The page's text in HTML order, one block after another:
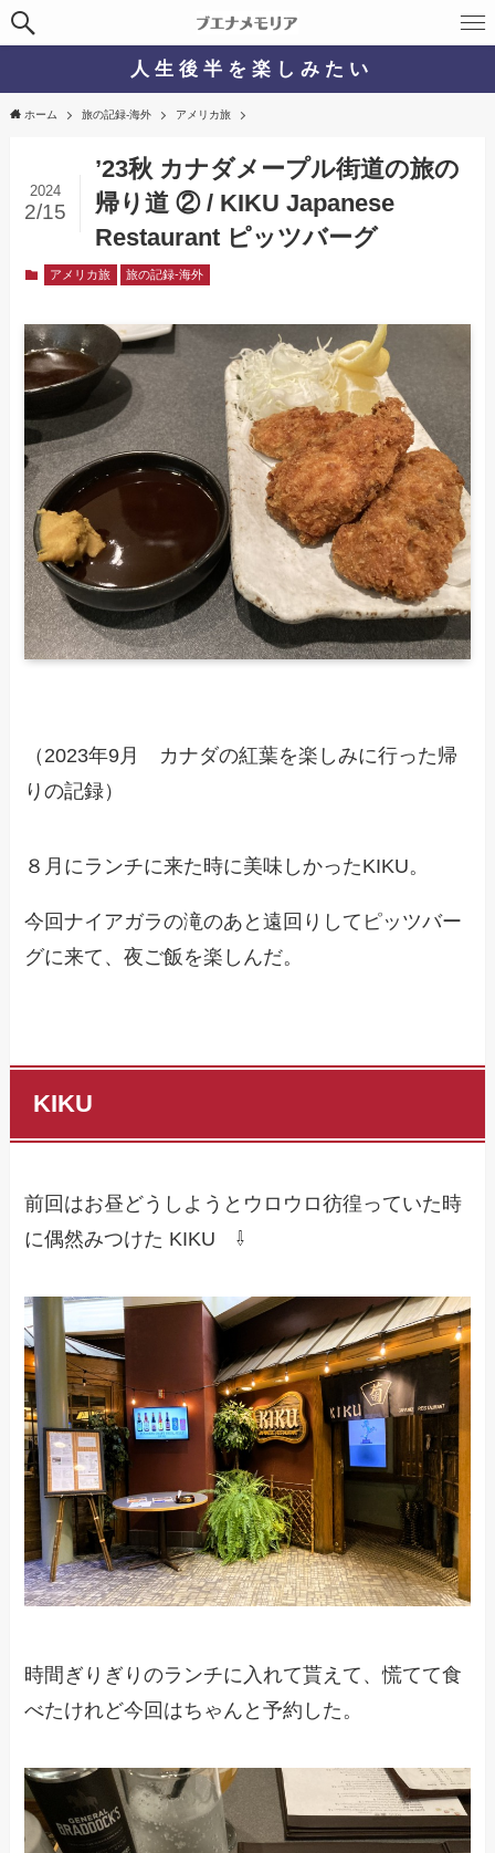
人 生 後 半 を 楽 し み た い
ホーム 旅の記録-海外 アメリカ旅
’23秋 カナダメープル街道の旅の
帰り道 ② / KIKU Japanese
Restaurant ピッツバーグ
2024
2/15
アメリカ旅 旅の記録-海外
（2023年9月 カナダの紅葉を楽しみに行った帰
りの記録）
８月にランチに来た時に美味しかったKIKU。
今回ナイアガラの滝のあと遠回りしてピッツバー
グに来て、夜ご飯を楽しんだ。
KIKU
前回はお昼どうしようとウロウロ彷徨っていた時
に偶然みつけた KIKU ⇩
時間ぎりぎりのランチに入れて貰えて、慌てて食
べたけれど今回はちゃんと予約した。